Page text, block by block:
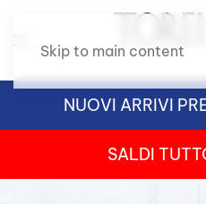
Skip to main content
NUOVI ARRIVI
SALDI